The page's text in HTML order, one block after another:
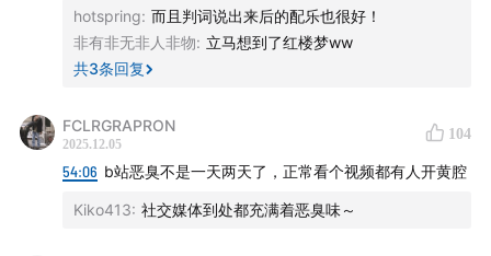
于他们的阶层。通常情况下就是非本土的大亨，这些非本
土大亨能够虹吸经济租金，让他们的政治主人分担其经济
利益，而且不对政治势力造成威胁。
——《亚洲教父》
话题一：“四大家族”的崛起和覆灭
hotspring: 而且判词说出来后的配乐也很好！
非有非无非人非物: 立马想到了红楼梦ww
共3条回复
FCLRGRAPRON
2025.12.05
104
54:06 b站恶臭不是一天两天了，正常看个视频都有人开黄腔
Kiko413: 社交媒体到处都充满着恶臭味～